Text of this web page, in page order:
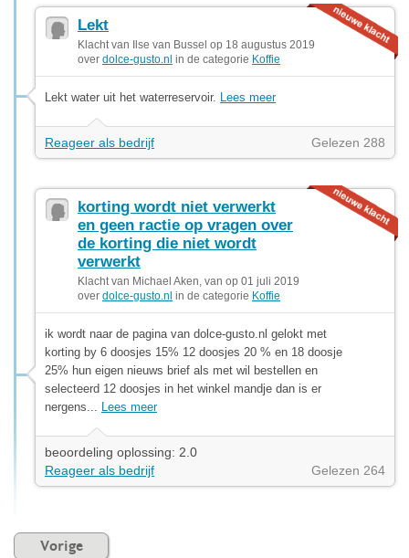
Lekt
Klacht van Ilse van Bussel op 18 augustus 2019
over dolce-gusto.nl in de categorie Koffie
Lekt water uit het waterreservoir. Lees meer
Reageer als bedrijf Gelezen 288
korting wordt niet verwerkt
en geen ractie op vragen over
de korting die niet wordt
verwerkt
Klacht van Michael Aken, van op 01 juli 2019
over dolce-gusto.nl in de categorie Koffie
ik wordt naar de pagina van dolce-gusto.nl gelokt met
korting by 6 doosjes 15% 12 doosjes 20 % en 18 doosje
25% hun eigen nieuws brief als met wil bestellen en
selecteerd 12 doosjes in het winkel mandje dan is er
nergens... Lees meer
beoordeling oplossing: 2.0
Reageer als bedrijf
Gelezen 264
Vorige